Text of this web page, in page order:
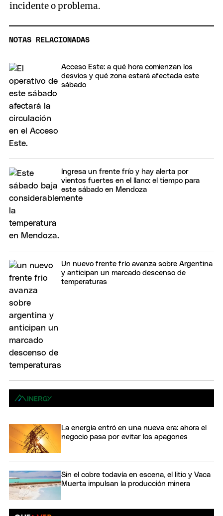
incidente o problema.
NOTAS RELACIONADAS
Acceso Este: a qué hora comienzan los
desvíos y qué zona estará afectada este
sábado
Ingresa un frente frío y hay alerta por
vientos fuertes en el llano: el tiempo para
este sábado en Mendoza
Un nuevo frente frío avanza sobre Argentina
y anticipan un marcado descenso de
temperaturas
La energía entró en una nueva era: ahora el
negocio pasa por evitar los apagones
Sin el cobre todavía en escena, el litio y Vaca
Muerta impulsan la producción minera